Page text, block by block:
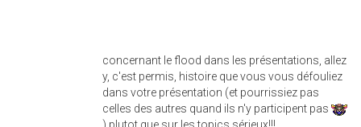
concernant le flood dans les présentations, allez
y, c'est permis, histoire que vous vous défouliez
dans votre présentation (et pourrissiez pas
celles des autres quand ils n'y participent pas